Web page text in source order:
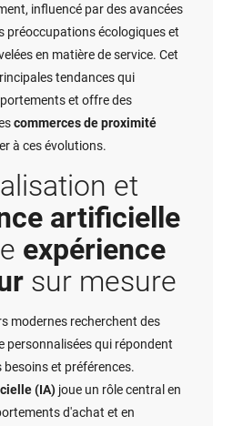
influencé par des avancées
préoccupations écologiques et
en matière de service. Cet
tendances qui
et offre des
commerces de proximité
à ces évolutions.
et
artificielle
expérience
sur mesure
modernes recherchent des
personnalisées qui répondent
besoins et préférences.
(IA) joue un rôle central en
d'achat et en